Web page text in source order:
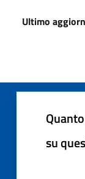
Ultimo
su